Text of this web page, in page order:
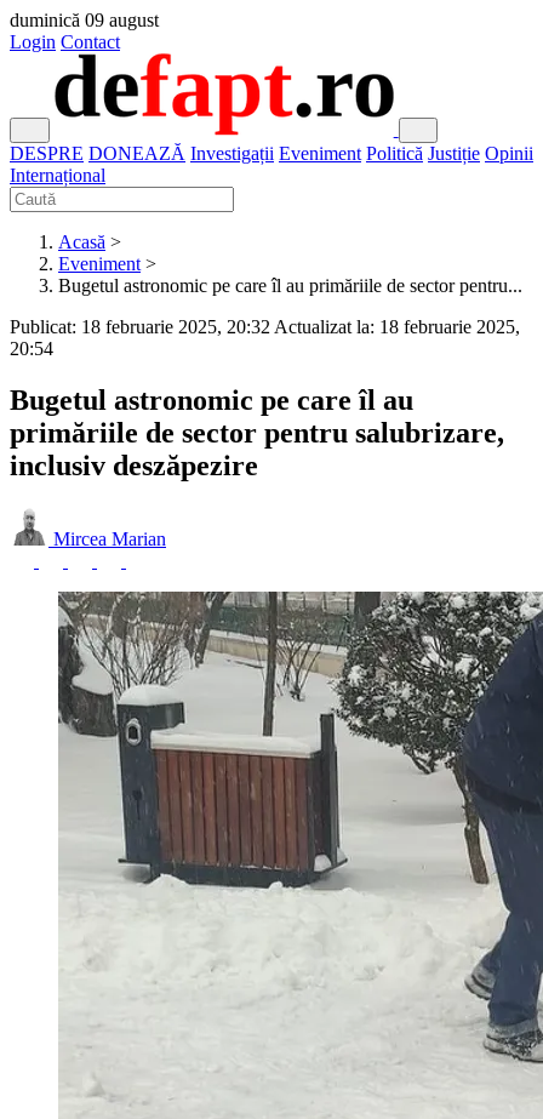
duminică 09 august
Login Contact
DESPRE DONEAZĂ Investigații Eveniment Politică Justiție Opinii
Internațional
Acasă >
Eveniment >
Bugetul astronomic pe care îl au primăriile de sector pentru...
Publicat: 18 februarie 2025, 20:32 Actualizat la: 18 februarie 2025,
20:54
Bugetul astronomic pe care îl au
primăriile de sector pentru salubrizare,
inclusiv deszăpezire
Mircea Marian